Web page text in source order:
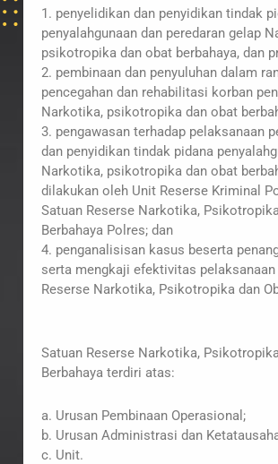
1. penyelidikan dan penyidikan tindak
penyalahgunaan dan peredaran gelap
psikotropika dan obat berbahaya, dan
2. pembinaan dan penyuluhan dalam
pencegahan dan rehabilitasi korban
Narkotika, psikotropika dan obat
3. pengawasan terhadap pelaksanaan
dan penyidikan tindak pidana
Narkotika, psikotropika dan obat
dilakukan oleh Unit Reserse Kriminal
Satuan Reserse Narkotika,
Berbahaya Polres; dan
4. penganalisisan kasus beserta
serta mengkaji efektivitas
Reserse Narkotika, Psikotropika dan
Satuan Reserse Narkotika,
Berbahaya terdiri atas:
a. Urusan Pembinaan Operasional;
b. Urusan Administrasi dan
c. Unit.